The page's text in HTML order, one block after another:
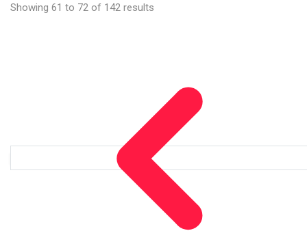
Showing 61 to 72 of 142 results